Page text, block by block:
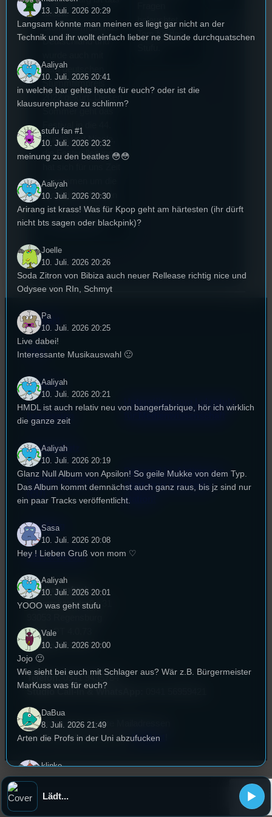
älteste
Stummfilmfestivals
Deutschland und
dem deutschen
2022 gekürt. Diesen
Sommer geht das
Runde und Nicole,
die Festivalleitung,
genommen um die
wichtigsten Fragen
rund um das Event
zu beantworten.
beleuchtet
Tom für den
Kontakt
FAQ
Satzung
Impressum
Datenschutz
Cookie-Richtlinie
Empfang
EPK & Presse
Powered by Airtime.pro –
Start your own radio
station!
Studentenfunk
Universitätsstraße 31
Büro:PT 4.0.73
Studio:SH 1.39
Telefon:0941 9435784
Überblick über unsere Mailadressen
und Kontaktformular unterKontakt
13. Juli. 2026 20:29
Langsam könnte man meinen es liegt gar nicht an der
Technik und ihr wollt einfach lieber ne Stunde durchquatschen
Aaliyah
10. Juli. 2026 20:41
in welche bar gehts heute für euch? oder ist die
klausurenphase zu schlimm?
stufu fan #1
10. Juli. 2026 20:32
meinung zu den beatles 😳😳
Aaliyah
10. Juli. 2026 20:30
Arirang ist krass! Was für Kpop geht am härtesten (ihr dürft
nicht bts sagen oder blackpink)?
Joelle
10. Juli. 2026 20:26
Soda Zitron von Bibiza auch neuer Rellease richtig nice und
Odysee von RIn, Schmyt
Pa
10. Juli. 2026 20:25
Live dabei!
Interessante Musikauswahl 🙂
Aaliyah
10. Juli. 2026 20:21
HMDL ist auch relativ neu von bangerfabrique, hör ich wirklich
die ganze zeit
Aaliyah
10. Juli. 2026 20:19
Glanz Null Album von Apsilon! So geile Mukke von dem Typ.
Das Album kommt demnächst auch ganz raus, bis jz sind nur
ein paar Tracks veröffentlicht.
Sasa
10. Juli. 2026 20:08
Hey ! Lieben Gruß von mom ♡
Aaliyah
10. Juli. 2026 20:01
YOOO was geht stufu
Vale
10. Juli. 2026 20:00
Jojo 🙂
Wie sieht bei euch mit Schlager aus? Wär z.B. Bürgermeister
MarKuss was für euch?
DaBua
8. Juli. 2026 21:49
Arten die Profs in der Uni abzufucken
klinke
8. Juli. 2026 21:49
trinkspiele ranking (bierpong, flunky, etc.)
Lädt...